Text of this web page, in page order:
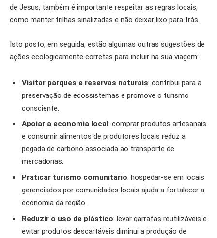
de Jesus, também é importante respeitar as regras locais,
como manter trilhas sinalizadas e não deixar lixo para trás.
Isto posto, em seguida, estão algumas outras sugestões de
ações ecologicamente corretas para incluir na sua viagem:
Visitar parques e reservas naturais: contribui para a
preservação de ecossistemas e promove o turismo
consciente.
Apoiar a economia local : comprar produtos artesanais
e consumir alimentos de produtores locais reduz a
pegada de carbono associada ao transporte de
mercadorias.
Praticar turismo comunitário: hospedar-se em locais
gerenciados por comunidades locais ajuda a fortalecer a
economia da região.
Reduzir o uso de plástico: levar garrafas reutilizáveis e
evitar produtos descartáveis diminui a produção de